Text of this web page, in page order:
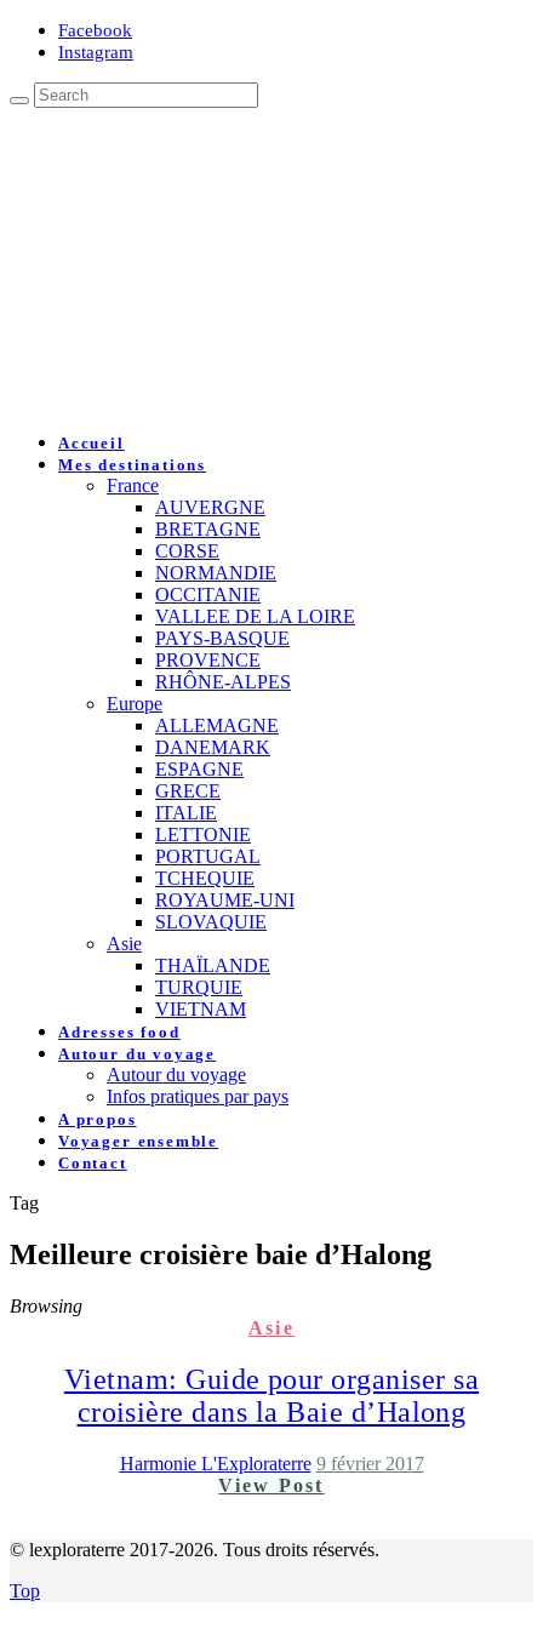
Facebook
Instagram
Accueil
Mes destinations
France
AUVERGNE
BRETAGNE
CORSE
NORMANDIE
OCCITANIE
VALLEE DE LA LOIRE
PAYS-BASQUE
PROVENCE
RHÔNE-ALPES
Europe
ALLEMAGNE
DANEMARK
ESPAGNE
GRECE
ITALIE
LETTONIE
PORTUGAL
TCHEQUIE
ROYAUME-UNI
SLOVAQUIE
Asie
THAÏLANDE
TURQUIE
VIETNAM
Adresses food
Autour du voyage
Autour du voyage
Infos pratiques par pays
A propos
Voyager ensemble
Contact
Tag
Meilleure croisière baie d’Halong
Browsing
Asie
Vietnam: Guide pour organiser sa
croisière dans la Baie d’Halong
Harmonie L'Exploraterre 9 février 2017
View Post
© lexploraterre 2017-2026. Tous droits réservés.
Top